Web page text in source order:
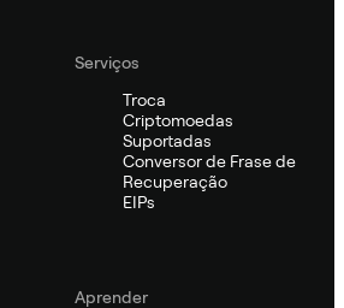
Serviços
Troca
Criptomoedas
Suportadas
Conversor de Frase de
Recuperação
EIPs
Aprender